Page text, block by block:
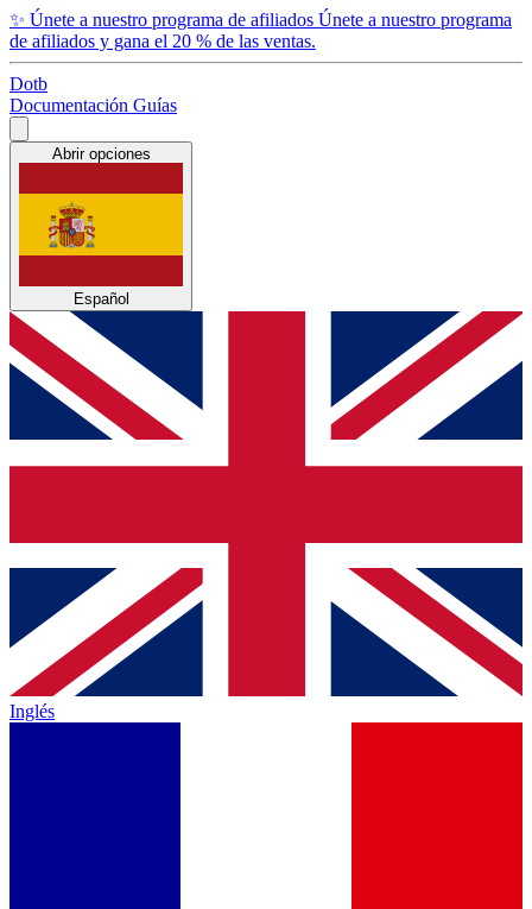
✨ Únete a nuestro programa de afiliados Únete a nuestro programa
de afiliados y gana el 20 % de las ventas.
Dotb
Documentación Guías
Abrir opciones
Español
Inglés